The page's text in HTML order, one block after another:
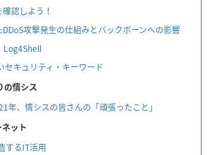
認しよう！
攻撃発生の仕組みとバックボーンへの影響
Log4Shell
セキュリティ・キーワード
の情シス
年、情シスの皆さんの「頑張ったこと」
ット
するIT活用